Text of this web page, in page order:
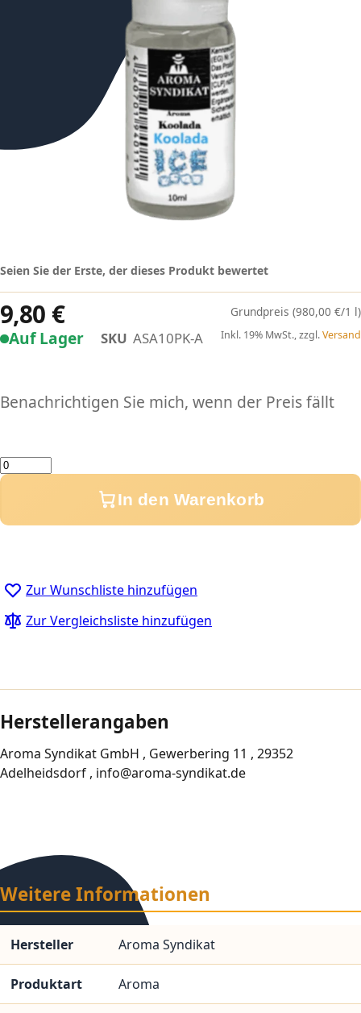
Auf Lager SKU ASA10PK-A
Seien Sie der Erste, der dieses Produkt bewertet
9,80 € (980,00 €/1 l)
Inkl. 19% MwSt., zzgl.Versand
Benachrichtigen Sie mich, wenn der Preis fällt
Menge
In den Warenkorb
Zur Wunschliste hinzufügen
Zur Vergleichsliste hinzufügen
Herstellerangaben
Aroma Syndikat GmbH , Gewerbering 11 , 29352
Adelheidsdorf , info@aroma-syndikat.de
Weitere Informationen
Hersteller Aroma Syndikat
Produktart Aroma